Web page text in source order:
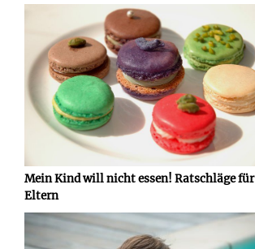
Mein Kind will nicht essen! Ratschläge für
Eltern